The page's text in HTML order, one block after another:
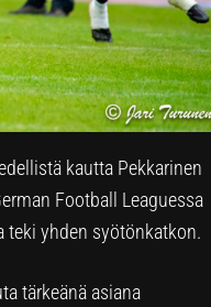
kautta Pekkarinen
Football Leaguessa
teki yhden syötönkatkon.
tärkeänä asiana